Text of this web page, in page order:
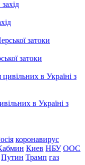
затоки
в Україні з
коронавирус
Киев НБУ ООС
Путин Трамп газ